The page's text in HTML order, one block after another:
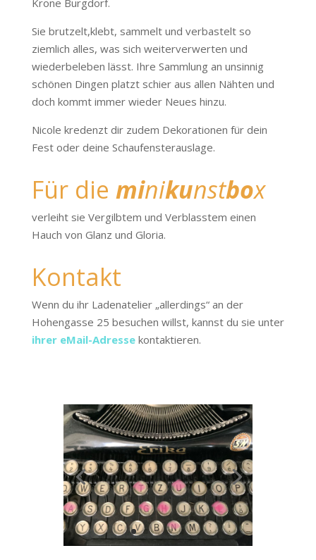
Sie brutzelt,klebt, sammelt und verbastelt so
ziemlich alles, was sich weiterverwerten und
wiederbeleben lässt. Ihre Sammlung an unsinnig
schönen Dingen platzt schier aus allen Nähten und
doch kommt immer wieder Neues hinzu.
Nicole kredenzt dir zudem Dekorationen für dein
Fest oder deine Schaufensterauslage.
Für die minikunstbox
verleiht sie Vergilbtem und Verblasstem einen
Hauch von Glanz und Gloria.
Kontakt
Wenn du ihr Ladenatelier „allerdings“ an der
Hohengasse 25 besuchen willst, kannst du sie unter
ihrer eMail-Adressekontaktieren.